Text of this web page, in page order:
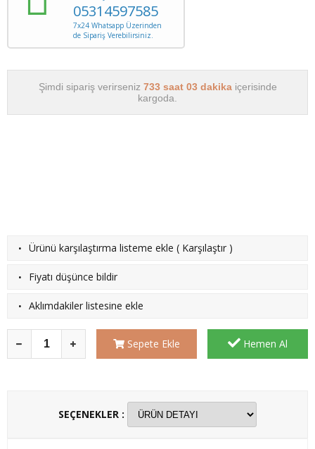
05314597585
7x24 Whatsapp Üzerinden
de Sipariş Verebilirsiniz.
Şimdi sipariş verirseniz 733 saat 03 dakika içerisinde
kargoda.
· Ürünü karşılaştırma listeme ekle ( Karşılaştır )
· Fiyatı düşünce bildir
· Aklımdakiler listesine ekle
Sepete Ekle Hemen Al
SEÇENEKLER :